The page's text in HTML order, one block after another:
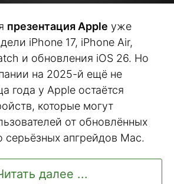
презентация Apple уже
iPhone 17, iPhone Air,
и обновления iOS 26. Но
на 2025-й ещё не
года у Apple остаётся
которые могут
от обновлённых
серьёзных апгрейдов Mac.
далее ...